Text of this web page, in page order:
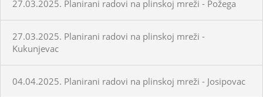
27.03.2025. Planirani radovi na plinskoj mreži - Požega
27.03.2025. Planirani radovi na plinskoj mreži -
Kukunjevac
04.04.2025. Planirani radovi na plinskoj mreži - Josipovac